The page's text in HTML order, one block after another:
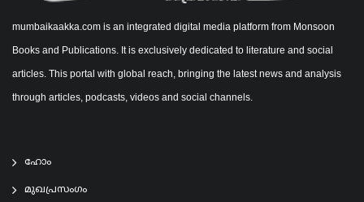
mumbaikaakka.com is an integrated digital media platform from Monsoon
Books and Publications. It is exclusively dedicated to literature and social
articles. This portal with global reach, bringing the latest news and analysis
through articles, podcasts, videos and social channels.
ഹോം
മുഖപ്രസംഗം